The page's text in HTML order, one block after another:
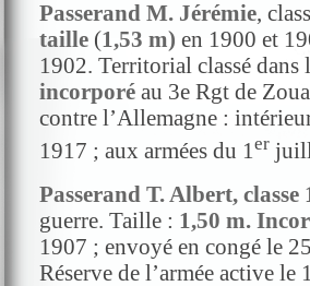
Passerand M. Jérémie,
taille (1,53 m) en 1900 et
1902. Territorial classé
incorporé au 3e Rgt de
contre l’Allemagne :
1917 ; aux armées du 1 er
Passerand T. Albert, classe
guerre. Taille : 1,50 m.
1907 ; envoyé en congé le
Réserve de l’armée active le